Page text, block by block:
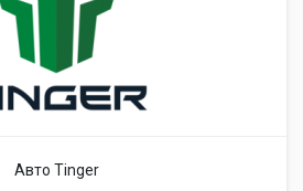
Авто Tinger